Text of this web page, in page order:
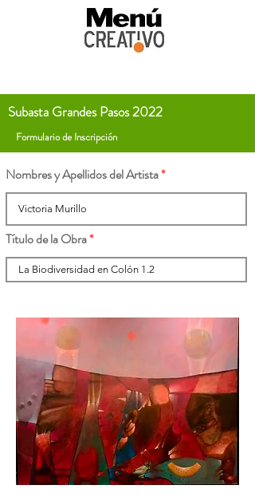
Subasta Grandes Pasos 2022
Formulario de Inscripción
Nombres y Apellidos del Artista
Título de la Obra